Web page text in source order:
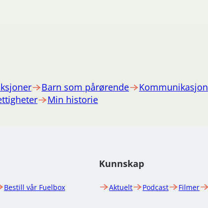
Barn som pårørende
Kommunikasjon
Min historie
Bestill vår Fuelbox
Kunnskap
Aktuelt Podcast Filmer